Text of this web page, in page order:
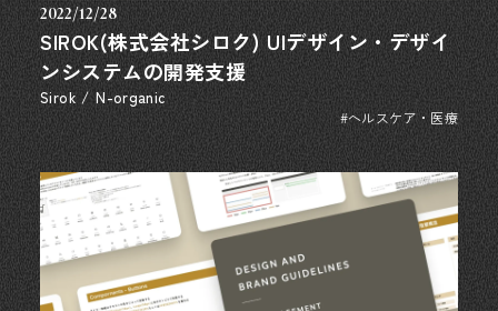
Sirok / N-organic
SIROK(株式会社シロク) UIデザイン・デザイ
ンシステムの開発支援
2022/12/28
#ヘルスケア・医療